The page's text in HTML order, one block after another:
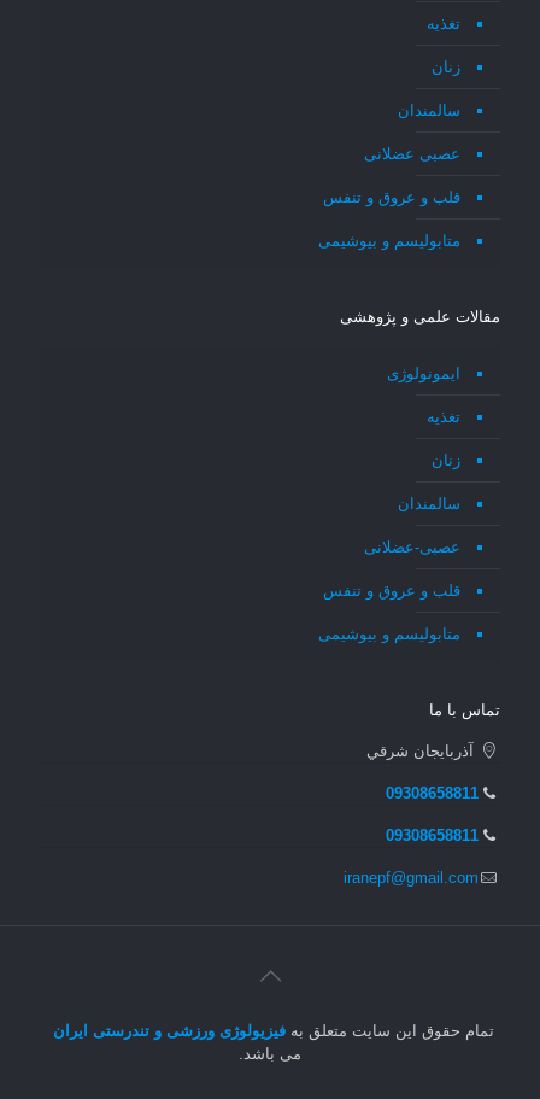
تغذیه
زنان
سالمندان
عصبی عضلانی
قلب و عروق و تنفس
متابولیسم و بیوشیمی
مقالات علمی و پژوهشی
ایمونولوژی
تغذیه
زنان
سالمندان
عصبی-عضلانی
قلب و عروق و تنفس
متابولیسم و بیوشیمی
تماس با ما
آذربايجان شرقي
09308658811
09308658811
iranepf@gmail.com
تمام حقوق این سایت متعلق بهفیزیولوژی ورزشی و تندرستی ایران
می باشد.